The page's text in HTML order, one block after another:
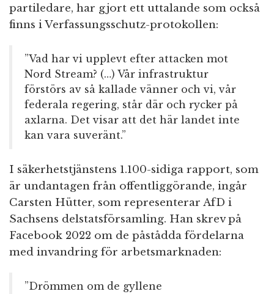
partiledare, har gjort ett uttalande som också
finns i Verfassungsschutz-protokollen:
”Vad har vi upplevt efter attacken mot
Nord Stream? (…) Vår infrastruktur
förstörs av så kallade vänner och vi, vår
federala regering, står där och rycker på
axlarna. Det visar att det här landet inte
kan vara suveränt.”
I säkerhetstjänstens 1.100-sidiga rapport, som
är undantagen från offentliggörande, ingår
Carsten Hütter, som representerar AfD i
Sachsens delstatsförsamling. Han skrev på
Facebook 2022 om de påstådda fördelarna
med invandring för arbetsmarknaden:
”Drömmen om de gyllene